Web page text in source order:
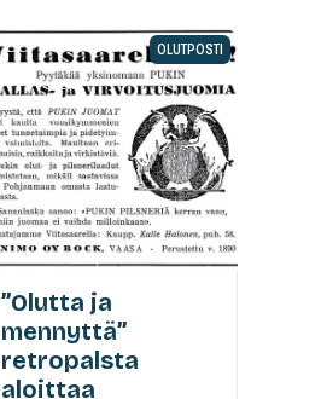
OLUTPOSTI
”Olutta ja
mennyttä”
retropalsta
aloittaa